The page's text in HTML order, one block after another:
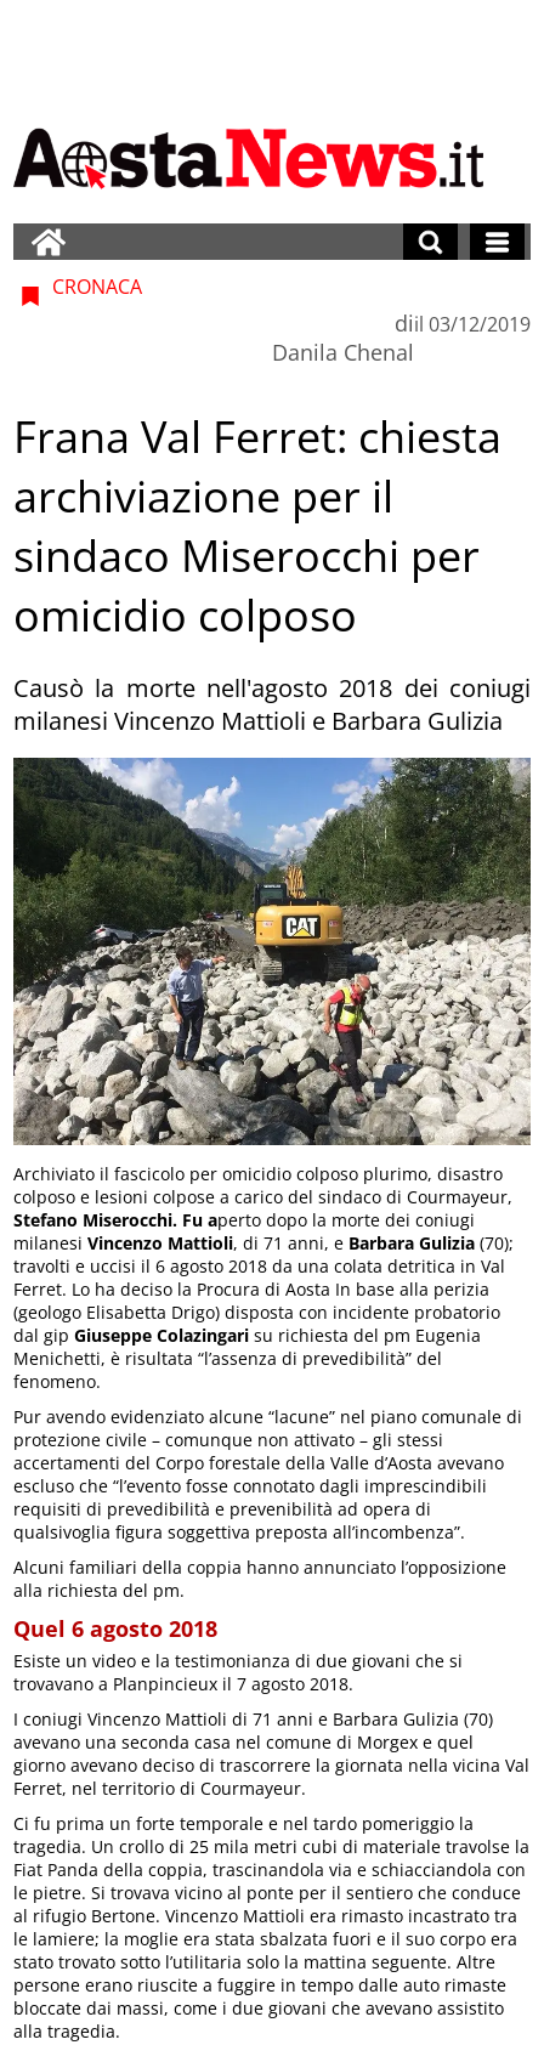
CRONACA
di
Danila Chenal
il 03/12/2019
Frana Val Ferret: chiesta
archiviazione per il
sindaco Miserocchi per
omicidio colposo
Causò la morte nell'agosto 2018 dei coniugi
milanesi Vincenzo Mattioli e Barbara Gulizia
Archiviato il fascicolo per omicidio colposo plurimo, disastro
colposo e lesioni colpose a carico del sindaco di Courmayeur,
Stefano Miserocchi. Fu aperto dopo la morte dei coniugi
milanesiVincenzo Mattioli, di 71 anni, e Barbara Gulizia (70);
travolti e uccisi il 6 agosto 2018 da una colata detritica in Val
Ferret. Lo ha deciso la Procura di Aosta In base alla perizia
(geologo Elisabetta Drigo) disposta con incidente probatorio
dal gipGiuseppe Colazingari su richiesta del pm Eugenia
Menichetti, è risultata “l’assenza di prevedibilità” del
fenomeno.
Pur avendo evidenziato alcune “lacune” nel piano comunale di
protezione civile – comunque non attivato – gli stessi
accertamenti del Corpo forestale della Valle d’Aosta avevano
escluso che “l’evento fosse connotato dagli imprescindibili
requisiti di prevedibilità e prevenibilità ad opera di
qualsivoglia figura soggettiva preposta all’incombenza”.
Alcuni familiari della coppia hanno annunciato l’opposizione
alla richiesta del pm.
Quel 6 agosto 2018
Esiste un video e la testimonianza di due giovani che si
trovavano a Planpincieux il 7 agosto 2018.
I coniugi Vincenzo Mattioli di 71 anni e Barbara Gulizia (70)
avevano una seconda casa nel comune di Morgex e quel
giorno avevano deciso di trascorrere la giornata nella vicina Val
Ferret, nel territorio di Courmayeur.
Ci fu prima un forte temporale e nel tardo pomeriggio la
tragedia. Un crollo di 25 mila metri cubi di materiale travolse la
Fiat Panda della coppia, trascinandola via e schiacciandola con
le pietre. Si trovava vicino al ponte per il sentiero che conduce
al rifugio Bertone. Vincenzo Mattioli era rimasto incastrato tra
le lamiere; la moglie era stata sbalzata fuori e il suo corpo era
stato trovato sotto l’utilitaria solo la mattina seguente. Altre
persone erano riuscite a fuggire in tempo dalle auto rimaste
bloccate dai massi, come i due giovani che avevano assistito
alla tragedia.